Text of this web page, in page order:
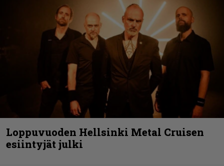
Loppuvuoden Hellsinki Metal Cruisen
esiintyjät julki